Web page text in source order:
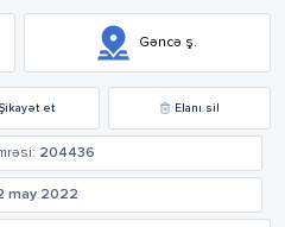
Gəncə ş.
Şikayət et Elanı sil
204436
may 2022